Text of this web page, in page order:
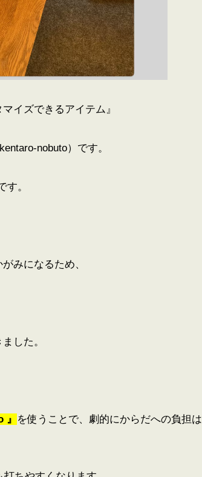
イズできるアイテム』
nobuto）です。
。
みになるため、
した。
』 を使うことで、劇的にからだへの負担は